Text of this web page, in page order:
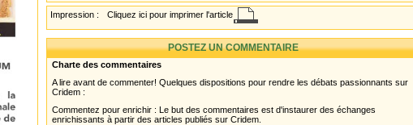
Impression : Cliquez ici pour imprimer l'article
POSTEZ UN COMMENTAIRE
Charte des commentaires
A lire avant de commenter! Quelques dispositions pour rendre les débats passionnants sur
Cridem :
Commentez pour enrichir : Le but des commentaires est d'instaurer des échanges
enrichissants à partir des articles publiés sur Cridem.